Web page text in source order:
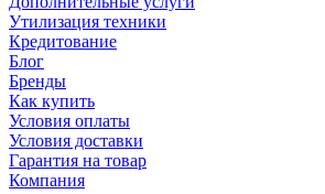
Утилизация техники
Кредитование
Блог
Бренды
Как купить
Условия оплаты
Условия доставки
Гарантия на товар
Компания